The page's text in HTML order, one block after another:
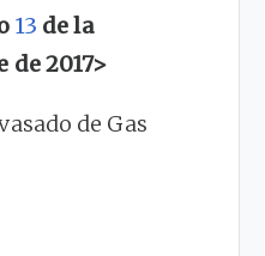
13 de la
de 2017>
de Gas